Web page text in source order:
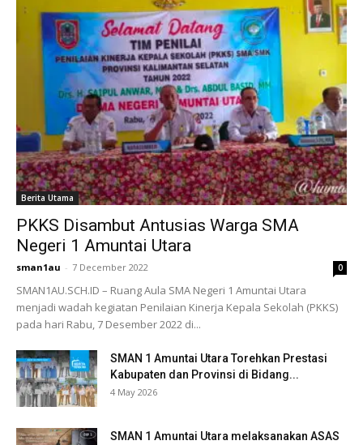
Berita Utama
PKKS Disambut Antusias Warga SMA
Negeri 1 Amuntai Utara
sman1au - 7 December 2022 0
SMAN1AU.SCH.ID – Ruang Aula SMA Negeri 1 Amuntai Utara
menjadi wadah kegiatan Penilaian Kinerja Kepala Sekolah (PKKS)
pada hari Rabu, 7 Desember 2022 di...
SMAN 1 Amuntai Utara Torehkan Prestasi
Kabupaten dan Provinsi di Bidang...
4 May 2026
SMAN 1 Amuntai Utara melaksanakan ASAS